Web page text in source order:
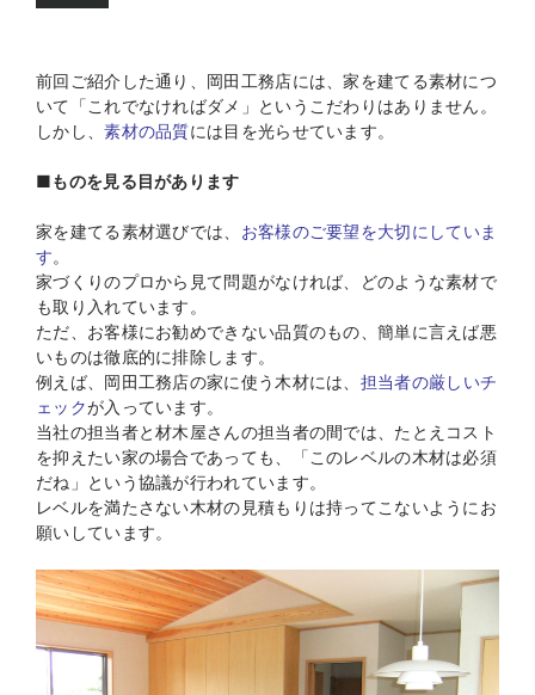
前回ご紹介した通り、岡田工務店には、家を建てる素材につ
いて「これでなければダメ」というこだわりはありません。
しかし、素材の品質には目を光らせています。
■ものを見る目があります
家を建てる素材選びでは、 お客様のご要望を大切にしていま
す。
家づくりのプロから見て問題がなければ、どのような素材で
も取り入れています。
ただ、お客様にお勧めできない品質のもの、簡単に言えば悪
いものは徹底的に排除します。
例えば、岡田工務店の家に使う木材には、 担当者の厳しいチ
ェックが入っています。
当社の担当者と材木屋さんの担当者の間では、たとえコスト
を抑えたい家の場合であっても、「このレベルの木材は必須
だね」という協議が行われています。
レベルを満たさない木材の見積もりは持ってこないようにお
願いしています。